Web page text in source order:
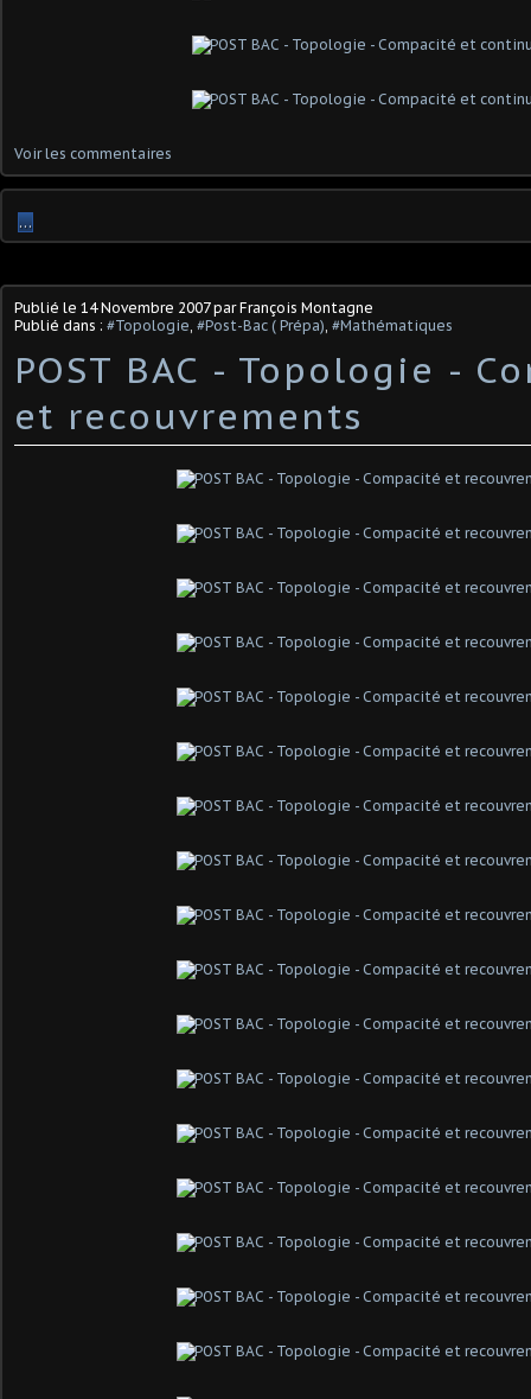
Voir les commentaires
…
Publié le 14 Novembre 2007par François Montagne
Publié dans : #Topologie #Post-Bac ( Prépa) #Mathématiques
POST BAC - Topologie -
et recouvrements